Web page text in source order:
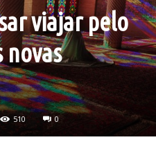
viajar pelo
novas
510 0